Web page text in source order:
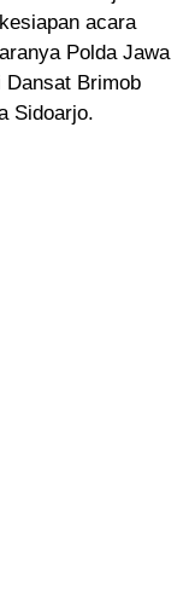
acara
Polda Jawa
Brimob
Sidoarjo.